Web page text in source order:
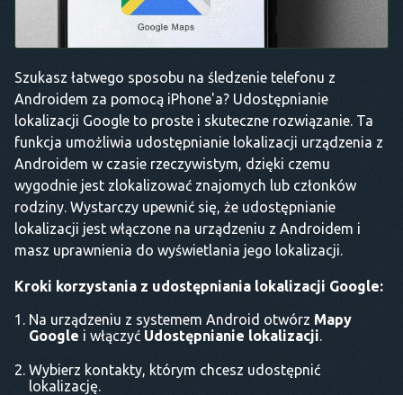
Szukasz łatwego sposobu na śledzenie telefonu z
Androidem za pomocą iPhone'a? Udostępnianie
lokalizacji Google to proste i skuteczne rozwiązanie. Ta
funkcja umożliwia udostępnianie lokalizacji urządzenia z
Androidem w czasie rzeczywistym, dzięki czemu
wygodnie jest zlokalizować znajomych lub członków
rodziny. Wystarczy upewnić się, że udostępnianie
lokalizacji jest włączone na urządzeniu z Androidem i
masz uprawnienia do wyświetlania jego lokalizacji.
Kroki korzystania z udostępniania lokalizacji Google:
Na urządzeniu z systemem Android otwórz Mapy
Google i włączyć Udostępnianie lokalizacji.
Wybierz kontakty, którym chcesz udostępnić
lokalizację.